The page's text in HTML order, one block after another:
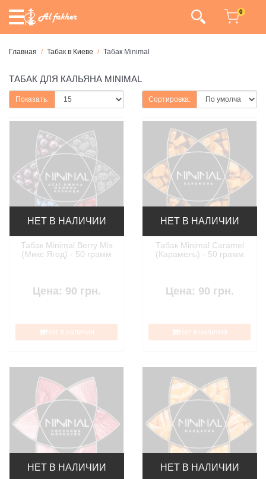
0
Главная Табак в Киеве Табак Minimal
ТАБАК ДЛЯ КАЛЬЯНА MINIMAL
Сортировка:
Показать:
НЕТ В НАЛИЧИИ
Табак Minimal Berry Mix
(Микс Ягод) - 50 грамм
Цена: 90 грн.
Нет в наличии
НЕТ В НАЛИЧИИ
Табак Minimal Caramel
(Карамель) - 50 грамм
Цена: 90 грн.
Нет в наличии
НЕТ В НАЛИЧИИ НЕТ В НАЛИЧИИ